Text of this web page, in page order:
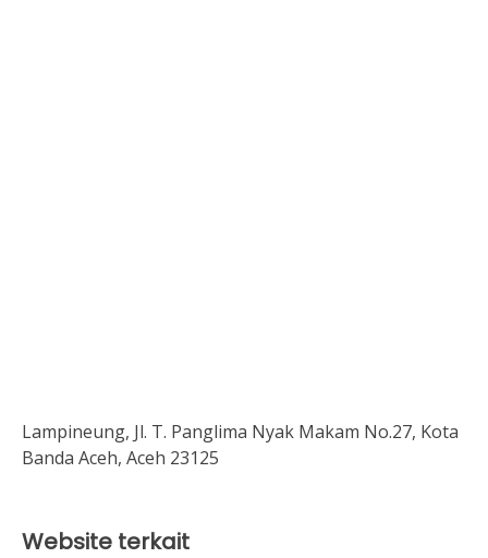
Lampineung, Jl. T. Panglima Nyak Makam No.27, Kota
Banda Aceh, Aceh 23125
Website terkait